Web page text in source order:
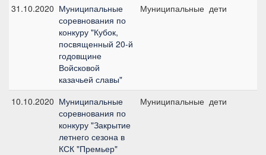
31.10.2020 Муниципальные
соревнования по
конкуру "Кубок,
посвященный 20-й
годовщине
Войсковой
казачьей славы"
Муниципальные дети
10.10.2020 Муниципальные
соревнования по
конкуру "Закрытие
летнего сезона в
КСК "Премьер"
Муниципальные дети